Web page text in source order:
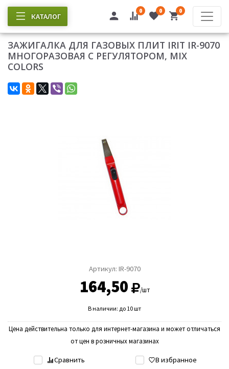
КАТАЛОГ
0 0 0
ЗАЖИГАЛКА ДЛЯ ГАЗОВЫХ ПЛИТ IRIT IR-9070
МНОГОРАЗОВАЯ С РЕГУЛЯТОРОМ, MIX
COLORS
Артикул: IR-9070
164,50 /шт
В наличии: до 10 шт
Цена действительна только для интернет-магазина и может отличаться
от цен в розничных магазинах
Сравнить В избранное